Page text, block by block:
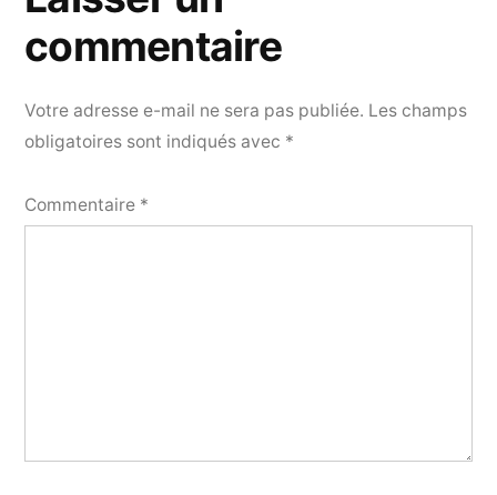
commentaire
Votre adresse e-mail ne sera pas publiée. Les champs
obligatoires sont indiqués avec *
Commentaire *